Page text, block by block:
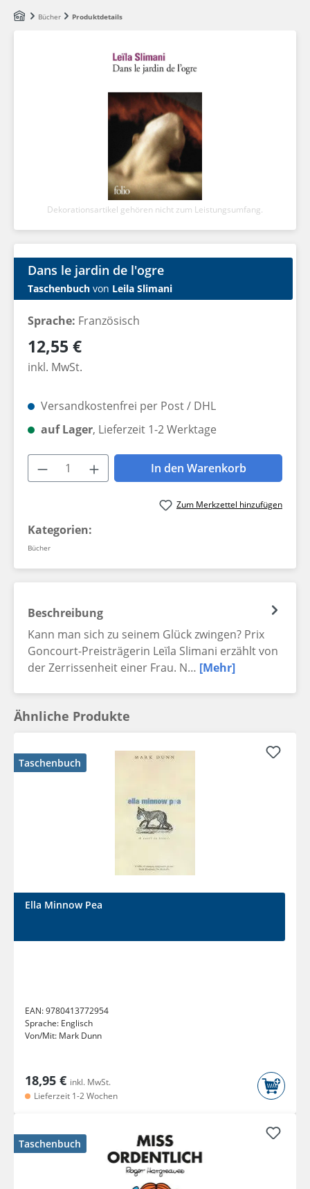
Zum Hauptinhalt springen
Bücher Produktdetails
Dekorationsartikel gehören nicht zum Leistungsumfang.
Dans le jardin de l'ogre
Taschenbuch von Leila Slimani
Sprache: Französisch
Regulärer Preis:
12,55 €
inkl. MwSt.
Versandkostenfrei per Post / DHL
auf Lager, Lieferzeit 1-2 Werktage
Produkt Anzahl: Gib den
In den Warenkorb
Zum Merkzettel hinzufügen
Kategorien:
Bücher
Beschreibung
Kann man sich zu seinem Glück zwingen? Prix
Goncourt-Preisträgerin Leïla Slimani erzählt von
der Zerrissenheit einer Frau. N… [Mehr]
Ähnliche Produkte
Taschenbuch
Ella Minnow Pea
EAN:9780413772954
Sprache: Englisch
Von/Mit: Mark Dunn
18,95 € inkl. MwSt.
Lieferzeit 1-2 Wochen
Taschenbuch